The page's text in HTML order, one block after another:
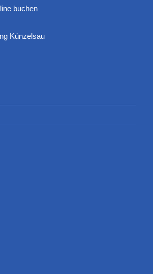
buchen
Künzelsau